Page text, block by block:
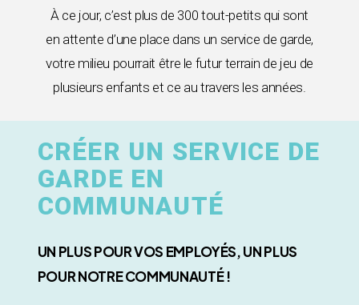
À ce jour, c’est plus de 300 tout-petits qui sont
en attente d’une place dans un service de garde,
votre milieu pourrait être le futur terrain de jeu de
plusieurs enfants et ce au travers les années.
CRÉER UN SERVICE DE
GARDE EN
COMMUNAUTÉ
UN PLUS POUR VOS EMPLOYÉS, UN PLUS
POUR NOTRE COMMUNAUTÉ !